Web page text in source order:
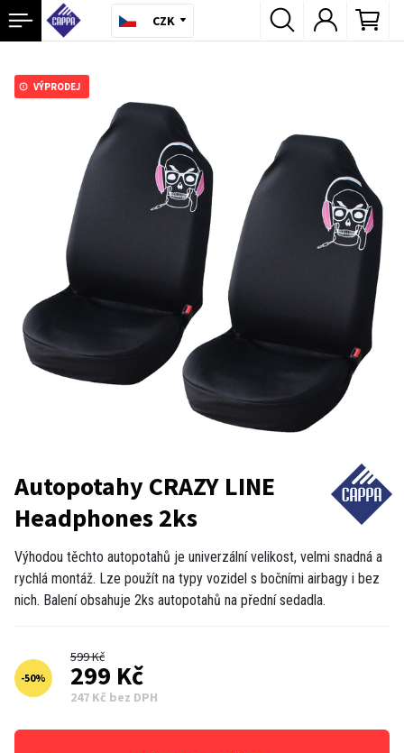
CZK
VÝPRODEJ
Autopotahy CRAZY LINE
Headphones 2ks
Výhodou těchto autopotahů je univerzální velikost, velmi snadná a
rychlá montáž. Lze použít na typy vozidel s bočními airbagy i bez
nich. Balení obsahuje 2ks autopotahů na přední sedadla.
-50%
599 Kč
299 Kč
247 Kč bez DPH